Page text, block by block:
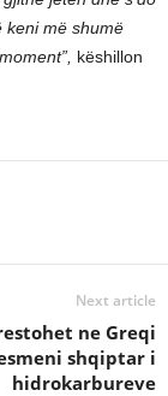
keni më shumë
këshillon
Next article
ne Greqi
shqiptar i
hidrokarbureve